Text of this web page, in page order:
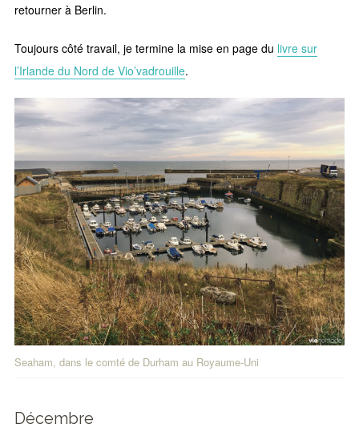
retourner à Berlin.
Toujours côté travail, je termine la mise en page du livre sur
l’Irlande du Nord de Vio’vadrouille.
Seaham, dans le comté de Durham au Royaume-Uni
Décembre